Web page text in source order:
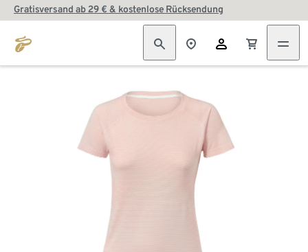
Gratisversand ab 29 € & kostenlose Rücksendung